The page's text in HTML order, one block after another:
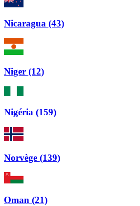
Nicaragua (43)
Niger (12)
Nigéria (159)
Norvège (139)
Oman (21)